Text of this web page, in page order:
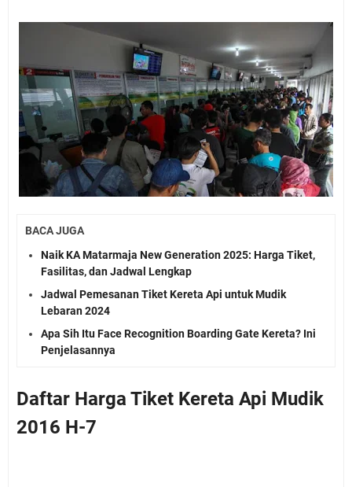
BACA JUGA
Naik KA Matarmaja New Generation 2025: Harga Tiket,
Fasilitas, dan Jadwal Lengkap
Jadwal Pemesanan Tiket Kereta Api untuk Mudik
Lebaran 2024
Apa Sih Itu Face Recognition Boarding Gate Kereta? Ini
Penjelasannya
Daftar Harga Tiket Kereta Api Mudik
2016 H-7